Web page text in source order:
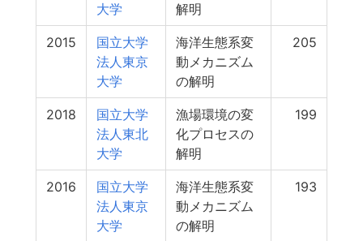
大学
解明
2015
国立大学
法人東京
大学
海洋生態系変
動メカニズム
の解明
205
2018
国立大学
法人東北
大学
漁場環境の変
化プロセスの
解明
199
2016
国立大学
法人東京
大学
海洋生態系変
動メカニズム
の解明
193